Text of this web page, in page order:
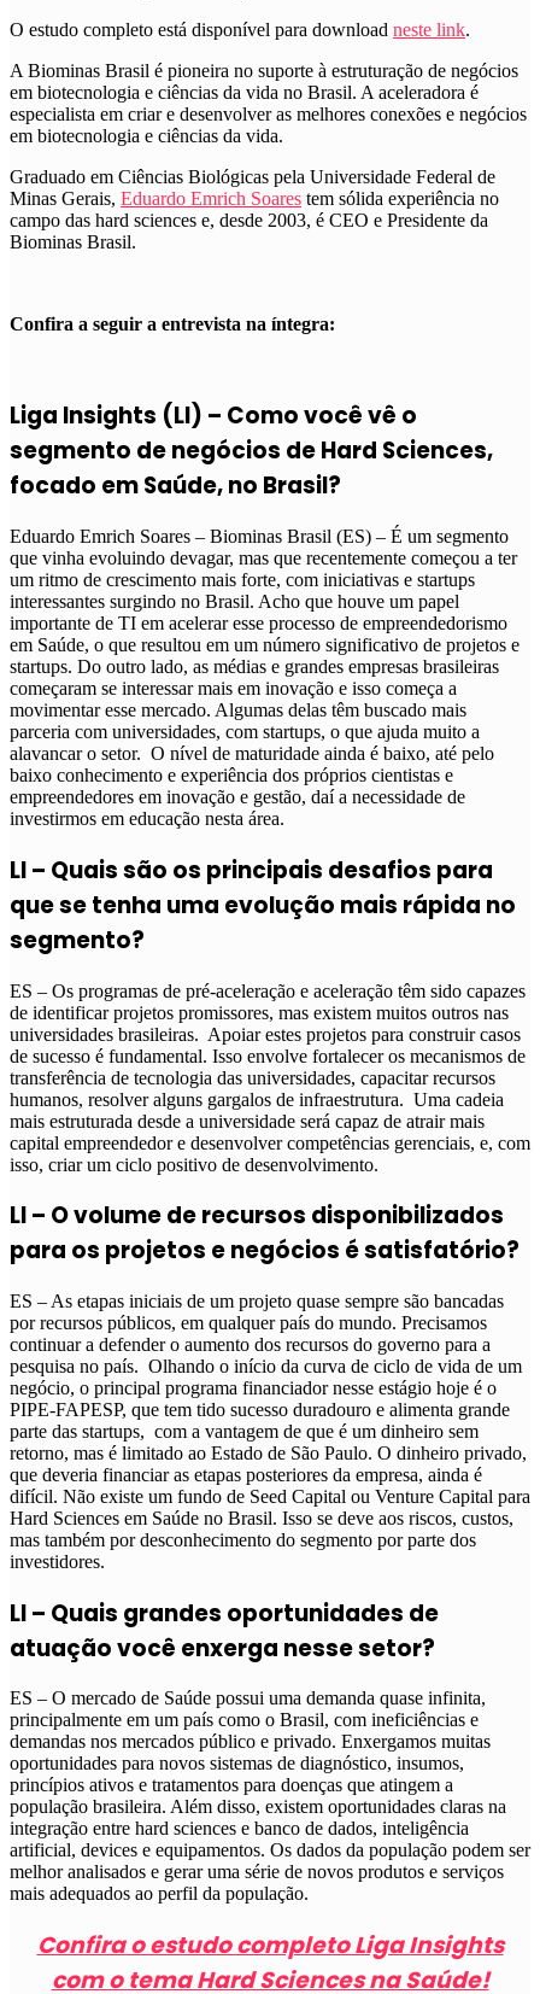
O estudo completo está disponível para download neste link.
A Biominas Brasil é pioneira no suporte à estruturação de negócios
em biotecnologia e ciências da vida no Brasil. A aceleradora é
especialista em criar e desenvolver as melhores conexões e negócios
em biotecnologia e ciências da vida.
Graduado em Ciências Biológicas pela Universidade Federal de
Minas Gerais, Eduardo Emrich Soares tem sólida experiência no
campo das hard sciences e, desde 2003, é CEO e Presidente da
Biominas Brasil.
Confira a seguir a entrevista na íntegra:
Liga Insights (LI) – Como você vê o
segmento de negócios de Hard Sciences,
focado em Saúde, no Brasil?
Eduardo Emrich Soares – Biominas Brasil (ES) – É um segmento
que vinha evoluindo devagar, mas que recentemente começou a ter
um ritmo de crescimento mais forte, com iniciativas e startups
interessantes surgindo no Brasil. Acho que houve um papel
importante de TI em acelerar esse processo de empreendedorismo
em Saúde, o que resultou em um número significativo de projetos e
startups. Do outro lado, as médias e grandes empresas brasileiras
começaram se interessar mais em inovação e isso começa a
movimentar esse mercado. Algumas delas têm buscado mais
parceria com universidades, com startups, o que ajuda muito a
alavancar o setor. O nível de maturidade ainda é baixo, até pelo
baixo conhecimento e experiência dos próprios cientistas e
empreendedores em inovação e gestão, daí a necessidade de
investirmos em educação nesta área.
LI – Quais são os principais desafios para
que se tenha uma evolução mais rápida no
segmento?
ES – Os programas de pré-aceleração e aceleração têm sido capazes
de identificar projetos promissores, mas existem muitos outros nas
universidades brasileiras. Apoiar estes projetos para construir casos
de sucesso é fundamental. Isso envolve fortalecer os mecanismos de
transferência de tecnologia das universidades, capacitar recursos
humanos, resolver alguns gargalos de infraestrutura. Uma cadeia
mais estruturada desde a universidade será capaz de atrair mais
capital empreendedor e desenvolver competências gerenciais, e, com
isso, criar um ciclo positivo de desenvolvimento.
LI – O volume de recursos disponibilizados
para os projetos e negócios é satisfatório?
ES – As etapas iniciais de um projeto quase sempre são bancadas
por recursos públicos, em qualquer país do mundo. Precisamos
continuar a defender o aumento dos recursos do governo para a
pesquisa no país. Olhando o início da curva de ciclo de vida de um
negócio, o principal programa financiador nesse estágio hoje é o
PIPE-FAPESP, que tem tido sucesso duradouro e alimenta grande
parte das startups, com a vantagem de que é um dinheiro sem
retorno, mas é limitado ao Estado de São Paulo. O dinheiro privado,
que deveria financiar as etapas posteriores da empresa, ainda é
difícil. Não existe um fundo de Seed Capital ou Venture Capital para
Hard Sciences em Saúde no Brasil. Isso se deve aos riscos, custos,
mas também por desconhecimento do segmento por parte dos
investidores.
LI – Quais grandes oportunidades de
atuação você enxerga nesse setor?
ES – O mercado de Saúde possui uma demanda quase infinita,
principalmente em um país como o Brasil, com ineficiências e
demandas nos mercados público e privado. Enxergamos muitas
oportunidades para novos sistemas de diagnóstico, insumos,
princípios ativos e tratamentos para doenças que atingem a
população brasileira. Além disso, existem oportunidades claras na
integração entre hard sciences e banco de dados, inteligência
artificial, devices e equipamentos. Os dados da população podem ser
melhor analisados e gerar uma série de novos produtos e serviços
mais adequados ao perfil da população.
Confira o estudo completo Liga Insights
com o tema Hard Sciences na Saúde!